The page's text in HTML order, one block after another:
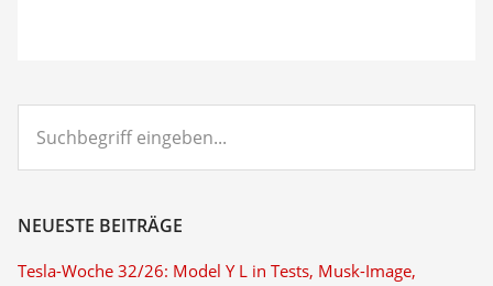
eingeben...
NEUESTE BEITRÄGE
Tesla-Woche 32/26: Model Y L in Tests, Musk-Image,